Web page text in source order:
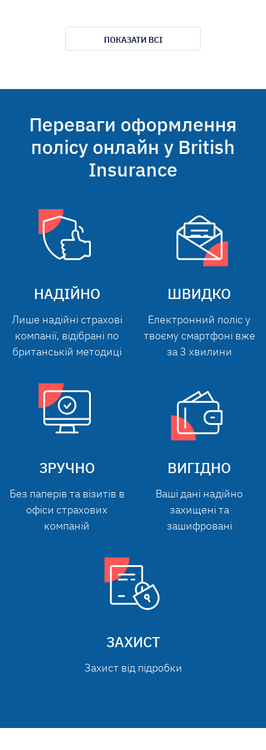
ПОКАЗАТИ ВСІ
Переваги оформлення
полісу онлайн у British
Insurance
НАДІЙНО
Лише надійні страхові
компанії, відібрані по
британській методиці
ШВИДКО
Електронний поліс у
твоєму смартфоні вже
за 3 хвилини
ЗРУЧНО
Без паперів та візитів в
офіси страхових
компаній
ВИГІДНО
Ваші дані надійно
захищені та
зашифровані
ЗАХИСТ
Захист від підробки